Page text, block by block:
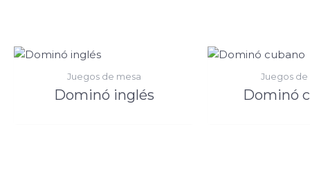
Juegos de mesa
Dominó inglés
Juegos de
Dominó